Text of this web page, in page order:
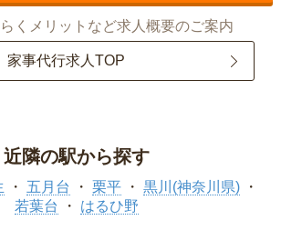
くメリットなど求人概要のご案内
家事代行求人TOP
近隣の駅から探す
五月台 栗平
黒川(神奈川県)
若葉台
はるひ野